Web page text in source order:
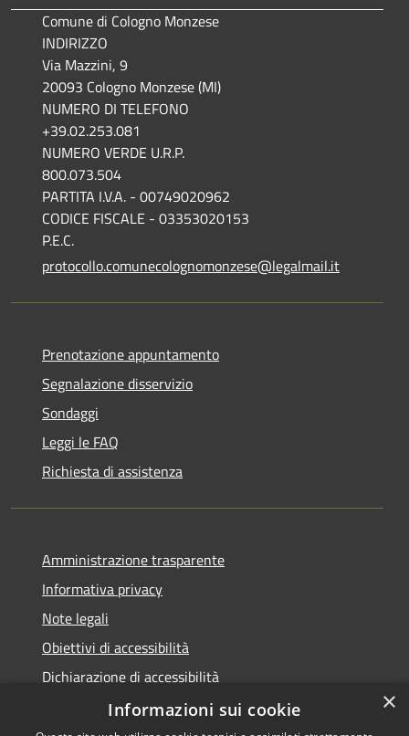
Comune di Cologno Monzese
INDIRIZZO
Via Mazzini, 9
20093 Cologno Monzese (MI)
NUMERO DI TELEFONO
+39.02.253.081
NUMERO VERDE U.R.P.
800.073.504
PARTITA I.V.A. - 00749020962
CODICE FISCALE - 03353020153
P.E.C.
protocollo.comunecolognomonzese@legalmail.it
Prenotazione appuntamento
Segnalazione disservizio
Sondaggi
Leggi le FAQ
Richiesta di assistenza
Amministrazione trasparente
Informativa privacy
Note legali
Obiettivi di accessibilità
Dichiarazione di accessibilità
Open Data
×
Informazioni sui cookie